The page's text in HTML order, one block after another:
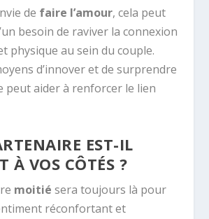
de faire l’amour, cela peut
besoin de raviver la connexion
physique au sein du couple.
d’innover et de surprendre
peut aider à renforcer le lien
EST-IL
À VOS CÔTÉS ?
moitié sera toujours là pour
réconfortant et